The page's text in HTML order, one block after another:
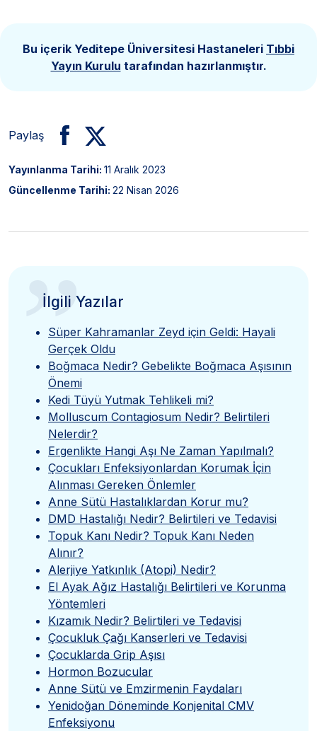
Bu içerik Yeditepe Üniversitesi Hastaneleri Tıbbi
Yayın Kurulu tarafından hazırlanmıştır.
Paylaş
Yayınlanma Tarihi: 11 Aralık 2023
Güncellenme Tarihi: 22 Nisan 2026
”
İlgili Yazılar
Süper Kahramanlar Zeyd için Geldi: Hayali
Gerçek Oldu
Boğmaca Nedir? Gebelikte Boğmaca Aşısının
Önemi
Kedi Tüyü Yutmak Tehlikeli mi?
Molluscum Contagiosum Nedir? Belirtileri
Nelerdir?
Ergenlikte Hangi Aşı Ne Zaman Yapılmalı?
Çocukları Enfeksiyonlardan Korumak İçin
Alınması Gereken Önlemler
Anne Sütü Hastalıklardan Korur mu?
DMD Hastalığı Nedir? Belirtileri ve Tedavisi
Topuk Kanı Nedir? Topuk Kanı Neden
Alınır?
Alerjiye Yatkınlık (Atopi) Nedir?
El Ayak Ağız Hastalığı Belirtileri ve Korunma
Yöntemleri
Kızamık Nedir? Belirtileri ve Tedavisi
Çocukluk Çağı Kanserleri ve Tedavisi
Çocuklarda Grip Aşısı
Hormon Bozucular
Anne Sütü ve Emzirmenin Faydaları
Yenidoğan Döneminde Konjenital CMV
Enfeksiyonu